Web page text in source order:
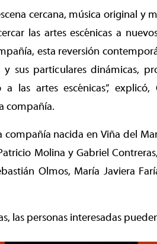
cercana, música original y
las artes escénicas a
esta reversión
y sus particulares dinámicas,
las artes escénicas”,
compañía.
compañía nacida en Viña del
Molina y Gabriel
Olmos, María Javiera
las personas interesadas